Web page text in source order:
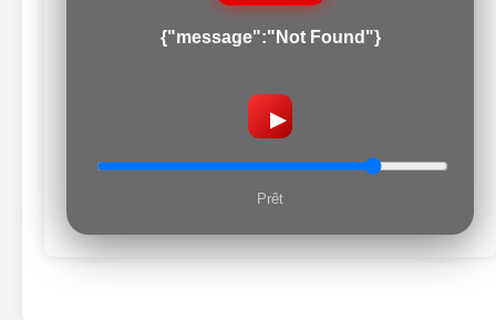
{"message":"Not Found"}
▶
Prêt